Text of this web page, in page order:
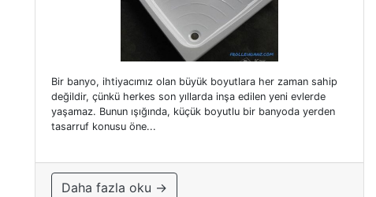
Bir banyo, ihtiyacımız olan büyük boyutlara her zaman sahip
değildir, çünkü herkes son yıllarda inşa edilen yeni evlerde
yaşamaz. Bunun ışığında, küçük boyutlu bir banyoda yerden
tasarruf konusu öne...
Daha fazla oku →